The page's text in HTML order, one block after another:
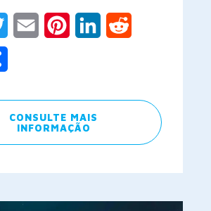
Twitter Email PinterestLinkedIn
CONSULTE MAIS
INFORMAÇÃO